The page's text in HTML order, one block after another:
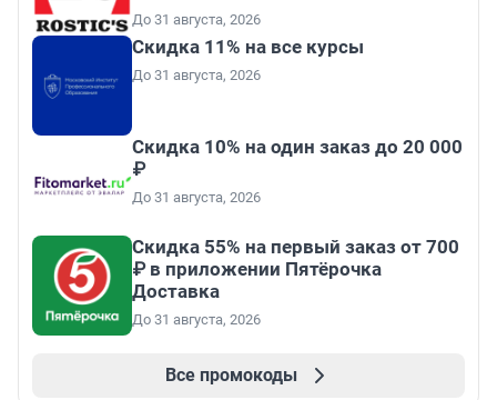
До 31 августа, 2026
Скидка 11% на все курсы
До 31 августа, 2026
Скидка 10% на один заказ до 20 000
₽
До 31 августа, 2026
Скидка 55% на первый заказ от 700
₽ в приложении Пятёрочка
Доставка
До 31 августа, 2026
Все промокоды